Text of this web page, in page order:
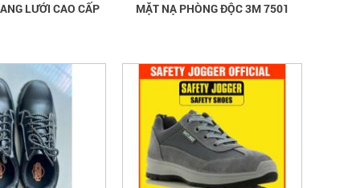
QUANG LƯỚI CAO CẤP MẶT NẠ PHÒNG ĐỘC 3M 7501